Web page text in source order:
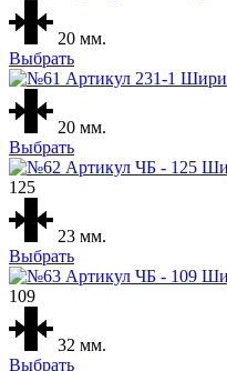
20 мм.
Выбрать
20 мм.
Выбрать
125
23 мм.
Выбрать
109
32 мм.
Выбрать